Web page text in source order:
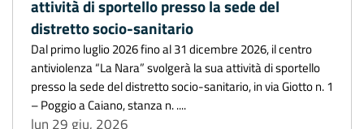
attività di sportello presso la sede del
distretto socio-sanitario
Dal primo luglio 2026 fino al 31 dicembre 2026, il centro
antiviolenza “La Nara” svolgerà la sua attività di sportello
presso la sede del distretto socio-sanitario, in via Giotto n. 1
– Poggio a Caiano, stanza n. ....
lun 29 giu, 2026